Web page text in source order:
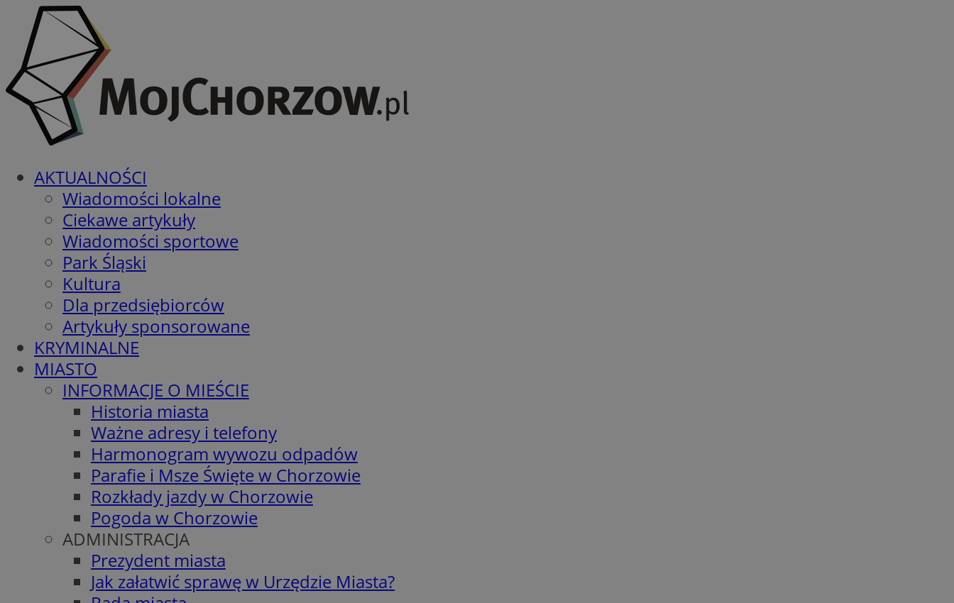
AKTUALNOŚCI
Wiadomości lokalne
Ciekawe artykuły
Wiadomości sportowe
Park Śląski
Kultura
Dla przedsiębiorców
Artykuły sponsorowane
KRYMINALNE
MIASTO
INFORMACJE O MIEŚCIE
Historia miasta
Ważne adresy i telefony
Harmonogram wywozu odpadów
Parafie i Msze Święte w Chorzowie
Rozkłady jazdy w Chorzowie
Pogoda w Chorzowie
ADMINISTRACJA
Prezydent miasta
Jak załatwić sprawę w Urzędzie Miasta?